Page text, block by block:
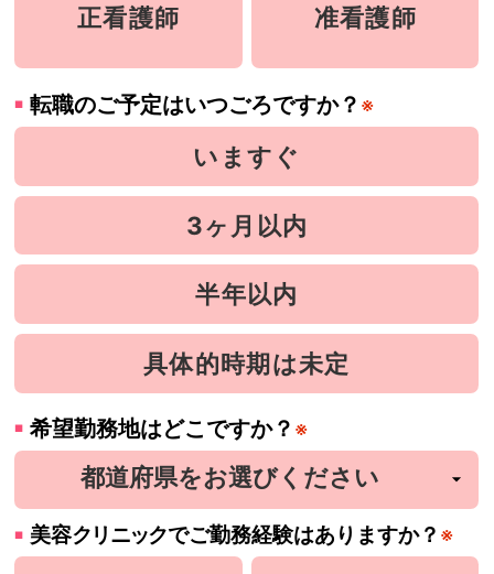
正看護師 准看護師
転職のご予定はいつごろですか？ ※
いますぐ
3ヶ月以内
半年以内
具体的時期は未定
希望勤務地はどこですか？ ※
美容クリニックでご勤務経験はありますか？ ※